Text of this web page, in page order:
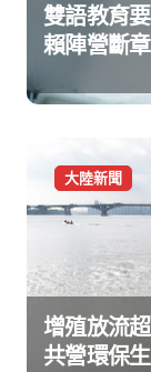
雙語教育
賴陣營斷
大陸新聞
增殖放流
共營環保